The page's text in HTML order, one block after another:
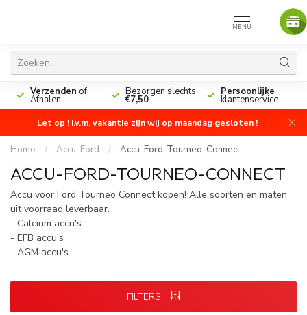
MENU
Verzenden of
Afhalen
Bezorgen slechts
€7,50
Persoonlijke
klantenservice
Let op ! i.v.m. vakantie zijn wij op maandag gesloten !
Home / Accu-Ford / Accu-Ford-Tourneo-Connect
ACCU-FORD-TOURNEO-CONNECT
Accu voor Ford Tourneo Connect kopen! Alle soorten en maten
uit voorraad leverbaar.
- Calcium accu's
- EFB accu's
- AGM accu's
FILTERS